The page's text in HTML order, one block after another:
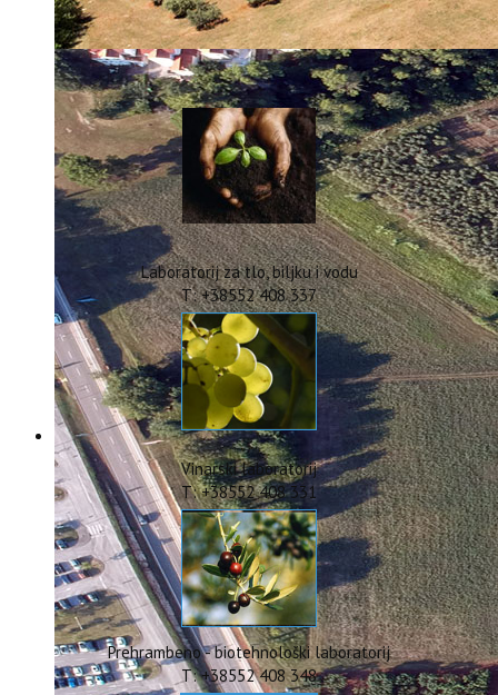
CASTWATER
INHERIT
CONSUMLESS PLUS
IstraOILFest
ARHIVA PROJEKATA
IstraECOinclusive
Izdavačka djelatnost
Izbor u znanstvena zvanja
Dokumenti
Statut
Strategija
CIP
Pravo na pristup informacijama
Zaštita osobnih podataka
Godišnji izvještaj
Javna nabava
Natječaji za radna mjesta
Zakonodavni okvir
Akti Instituta
Linkovi
Kontakt
webmail
Popularizacija znanosti
ERASMUS+
HyPro4ST
DIGIAGRI
GreenTea
CIRCOLIVE
Laboratorij za tlo, biljku i vodu
T: +38552 408 337
Vinarski laboratorij
T: +38552 408 331
Prehrambeno - biotehnološki laboratorij
T: +38552 408 348